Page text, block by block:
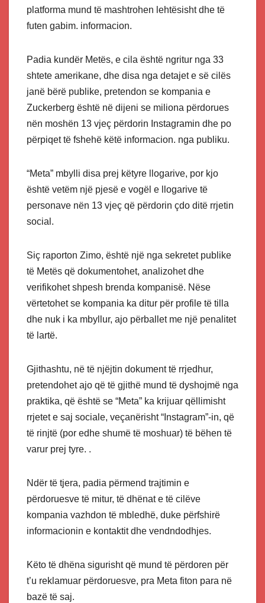
platforma mund të mashtrohen lehtësisht dhe të
futen gabim. informacion.
Padia kundër Metës, e cila është ngritur nga 33
shtete amerikane, dhe disa nga detajet e së cilës
janë bërë publike, pretendon se kompania e
Zuckerberg është në dijeni se miliona përdorues
nën moshën 13 vjeç përdorin Instagramin dhe po
përpiqet të fshehë këtë informacion. nga publiku.
“Meta” mbylli disa prej këtyre llogarive, por kjo
është vetëm një pjesë e vogël e llogarive të
personave nën 13 vjeç që përdorin çdo ditë rrjetin
social.
Siç raporton Zimo, është një nga sekretet publike
të Metës që dokumentohet, analizohet dhe
verifikohet shpesh brenda kompanisë. Nëse
vërtetohet se kompania ka ditur për profile të tilla
dhe nuk i ka mbyllur, ajo përballet me një penalitet
të lartë.
Gjithashtu, në të njëjtin dokument të rrjedhur,
pretendohet ajo që të gjithë mund të dyshojmë nga
praktika, që është se “Meta” ka krijuar qëllimisht
rrjetet e saj sociale, veçanërisht “Instagram”-in, që
të rinjtë (por edhe shumë të moshuar) të bëhen të
varur prej tyre. .
Ndër të tjera, padia përmend trajtimin e
përdoruesve të mitur, të dhënat e të cilëve
kompania vazhdon të mbledhë, duke përfshirë
informacionin e kontaktit dhe vendndodhjes.
Këto të dhëna sigurisht që mund të përdoren për
t’u reklamuar përdoruesve, pra Meta fiton para në
bazë të saj.